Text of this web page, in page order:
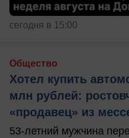
сегодня в 15:00
Общество
Хотел купить
млн рублей:
«продавец» из
53-летний мужчина